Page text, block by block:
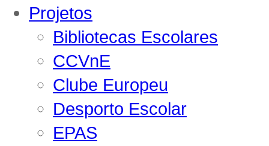
Projetos
Bibliotecas Escolares
CCVnE
Clube Europeu
Desporto Escolar
EPAS